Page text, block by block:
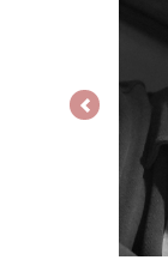
Previous